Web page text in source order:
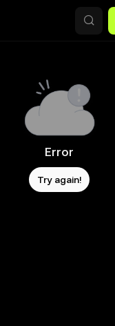
Error
Try again!